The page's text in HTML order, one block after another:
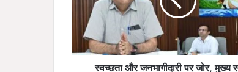
गी
स्वच्छता और जनभागीदारी पर जोर, मुख्य